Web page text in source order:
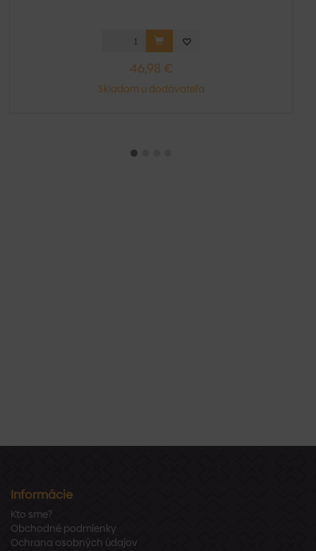
46,98 €
Skladom u dodávateľa
Informácie
Kto sme?
Obchodné podmienky
Ochrana osobných údajov